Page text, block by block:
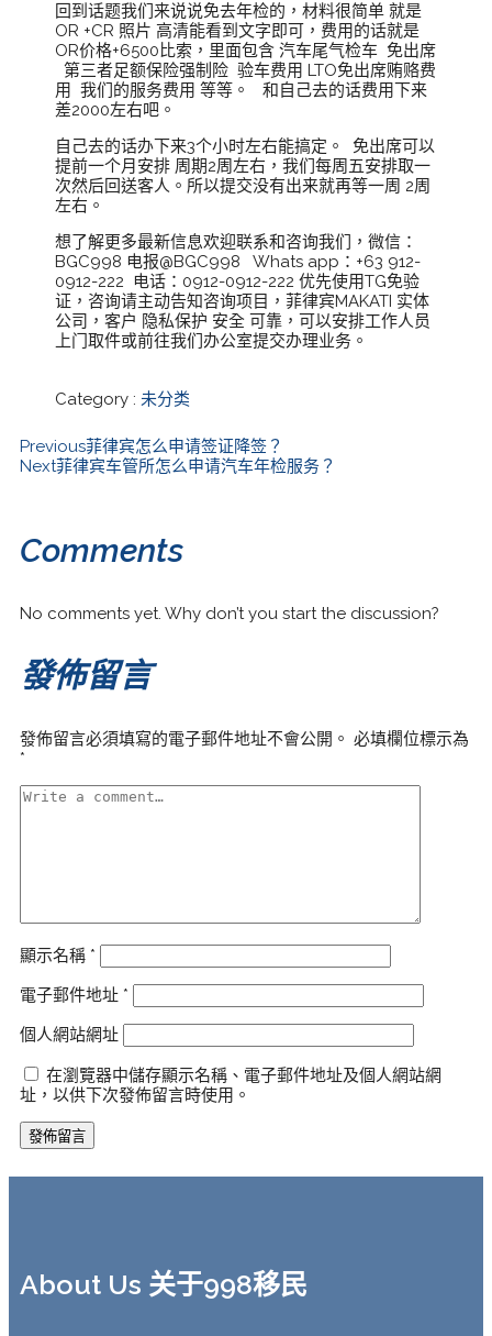
回到话题我们来说说免去年检的，材料很简单 就是
OR +CR 照片 高清能看到文字即可，费用的话就是
OR价格+6500比索，里面包含 汽车尾气检车 免出席
第三者足额保险强制险 验车费用 LTO免出席贿赂费
用 我们的服务费用 等等。 和自己去的话费用下来
差2000左右吧。
自己去的话办下来3个小时左右能搞定。 免出席可以
提前一个月安排 周期2周左右，我们每周五安排取一
次然后回送客人。所以提交没有出来就再等一周 2周
左右。
想了解更多最新信息欢迎联系和咨询我们，微信：
BGC998 电报@BGC998 Whats app：+63 912-
0912-222 电话：0912-0912-222 优先使用TG免验
证，咨询请主动告知咨询项目，菲律宾MAKATI 实体
公司，客户 隐私保护 安全 可靠，可以安排工作人员
上门取件或前往我们办公室提交办理业务。
Category : 未分类
Previous菲律宾怎么申请签证降签？
Next菲律宾车管所怎么申请汽车年检服务？
Comments
No comments yet. Why don’t you start the discussion?
發佈留言
發佈留言必須填寫的電子郵件地址不會公開。 必填欄位標示為
*
顯示名稱 *
電子郵件地址 *
個人網站網址
在瀏覽器中儲存顯示名稱、電子郵件地址及個人網站網
址，以供下次發佈留言時使用。
About Us 关于998移民